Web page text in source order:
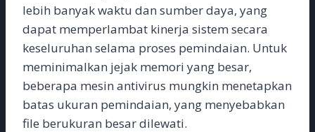
lebih banyak waktu dan sumber daya, yang
dapat memperlambat kinerja sistem secara
keseluruhan selama proses pemindaian. Untuk
meminimalkan jejak memori yang besar,
beberapa mesin antivirus mungkin menetapkan
batas ukuran pemindaian, yang menyebabkan
file berukuran besar dilewati.